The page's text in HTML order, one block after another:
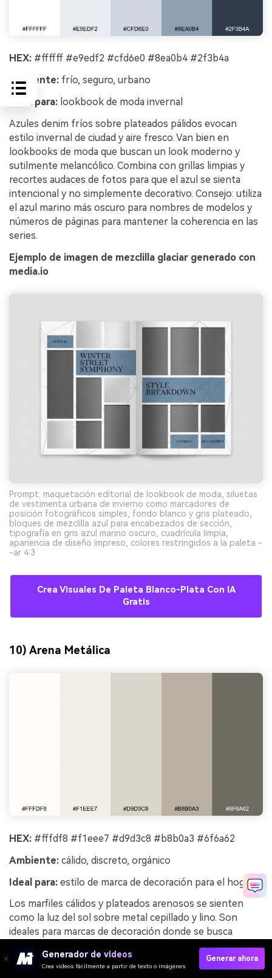
HEX: #ffffff #e9edf2 #cfd6e0 #8ea0b4 #2f3b4a
Ambiente: frío, seguro, urbano
Ideal para: lookbook de moda invernal
Azules denim fríos sobre plateados pálidos evocan
estilo invernal de ciudad y aire fresco. Van bien en
lookbooks de moda que buscan un look moderno y
sutilmente melancólico. Combina con grillas limpias y
recortes audaces de fotos para que el azul se sienta
intencional y no simplemente decorativo. Consejo: utiliza
el azul marino más oscuro para nombres de modelos y
números de páginas para mantener la coherencia en las
series.
Ejemplo de imagen de mezclilla glaciar generado con
media.io
Prompt: maquetación editorial de lookbook de moda, siluetas
de vestimenta urbana de invierno como marcadores de
posición fotográficos simples, fondo blanco y gris plateado,
bloques de mezclilla azul para encabezados de sección,
tipografía en gris azul marino oscuro, cuadrícula limpia,
apariencia de diseño impreso, colores restringidos a la paleta -
-ar 4:3
Crea Visuales De Paleta Blanco-Plata Con IA
Gratis
10) Arena Metálica
HEX: #fffdf8 #f1eee7 #d9d3c8 #b8b0a3 #6f6a62
Ambiente: cálido, discreto, orgánico
Ideal para: estilo de marca de decoración para el hogar
Los marfiles cálidos y plateados arenosos se sienten
como la luz del sol sobre metal cepillado y lino. Son
ideales para marcas de decoración donde se busca
comodidad con un acabado premium y silencioso.
Combina con texturas naturales, sombras suaves y
Generador de videos
Crea videos fácilmente a partir de texto o imágenes
Generar ahora